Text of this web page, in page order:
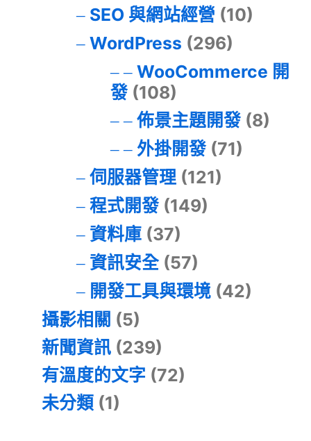
SEO 與網站經營 (10)
WordPress (296)
WooCommerce 開
發(108)
佈景主題開發(8)
外掛開發(71)
伺服器管理(121)
程式開發(149)
資料庫(37)
資訊安全(57)
開發工具與環境(42)
攝影相關 (5)
新聞資訊 (239)
有溫度的文字 (72)
未分類 (1)